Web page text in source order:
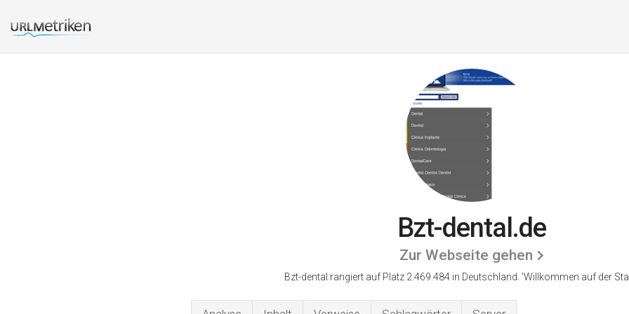
Bzt-dental.de
Zur Webseite gehen
Bzt-dental rangiert auf Platz 2.469.484 in Deutschland. 'Willkommen auf der